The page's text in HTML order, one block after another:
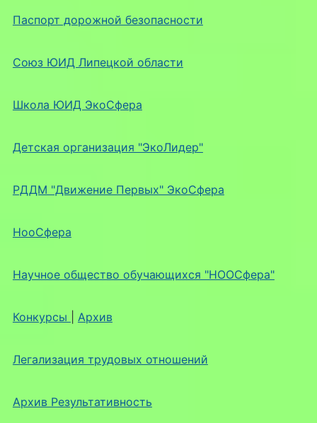
Паспорт дорожной безопасности
Союз ЮИД Липецкой области
Школа ЮИД ЭкоСфера
Детская организация "ЭкоЛидер"
РДДМ "Движение Первых" ЭкоСфера
НооСфера
Научное общество обучающихся "НООСфера"
Конкурсы Архив
Легализация трудовых отношений
Архив Результативность